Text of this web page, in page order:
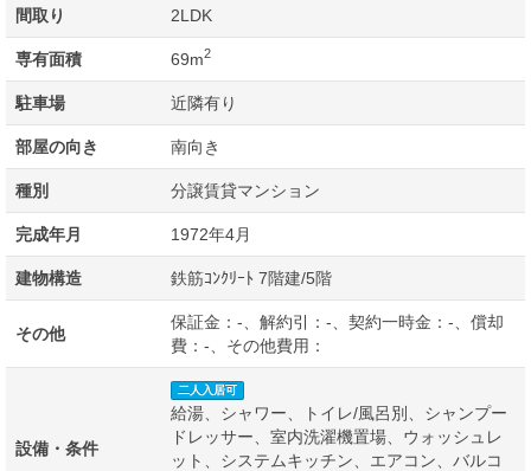
間取り 2LDK
専有面積 69m2
駐車場 近隣有り
部屋の向き 南向き
種別 分譲賃貸マンション
完成年月 1972年4月
建物構造 鉄筋ｺﾝｸﾘｰﾄ 7階建/5階
その他
保証金：-、解約引：-、契約一時金：-、償却
費：-、その他費用：
設備・条件
二人入居可
給湯、シャワー、トイレ/風呂別、シャンプー
ドレッサー、室内洗濯機置場、ウォッシュレ
ット、システムキッチン、エアコン、バルコ